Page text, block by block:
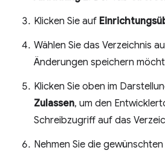
Klicken Sie auf
Wählen Sie das Verzeichnis
Änderungen speichern
Klicken Sie oben im
Zulassen, um den
Schreibzugriff auf das
Nehmen Sie die